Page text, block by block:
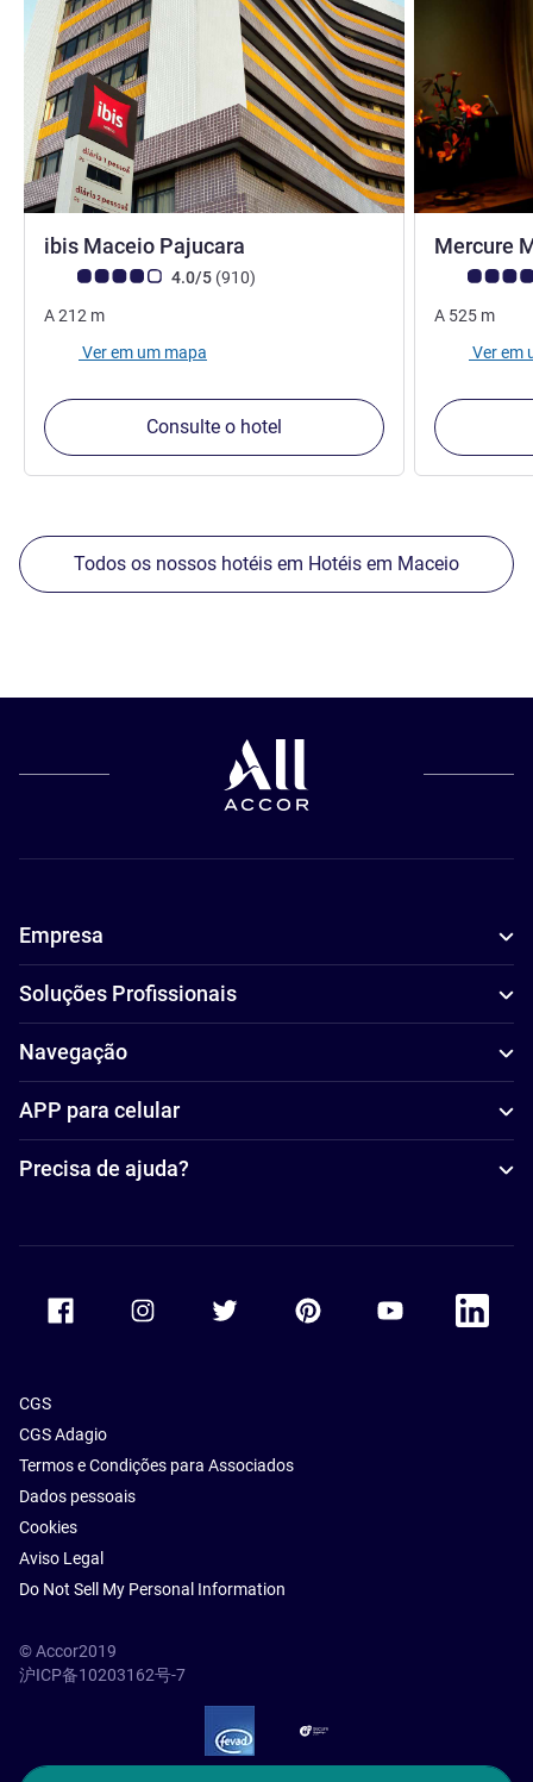
ibis Maceio Pajucara
Classificação clientes Avis (Classificação ALL)
4.0/5 (910comentários
)
A212 m
Ver em um mapa
Consulte o hotel
Mercure
A 525 m
Ver em
Todos os nossos hotéis em Hotéis em Maceio
Empresa
Soluções Profissionais
Navegação
APP para celular
Precisa de ajuda?
Accor Facebook Accor TwitterAccor PinterestAccor Youtube
Accor
CGS
CGS Adagio
Termos e Condições para Associados
Dados pessoais
Cookies
Aviso Legal
Do Not Sell My Personal Information
© Accor2019
沪ICP备10203162号-7